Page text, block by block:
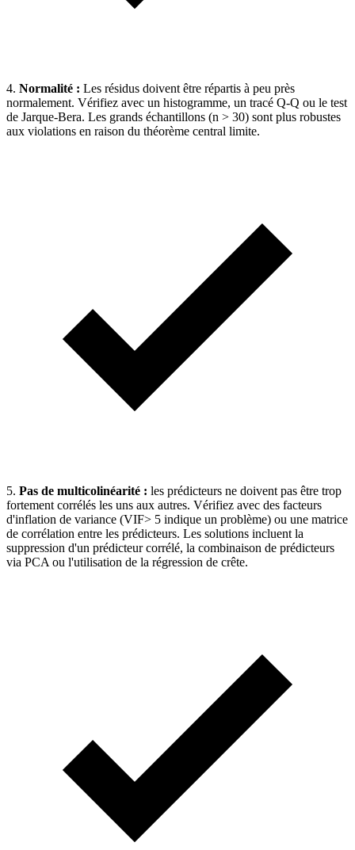
4. Normalité : Les résidus doivent être répartis à peu près
normalement. Vérifiez avec un histogramme, un tracé Q-Q ou le test
de Jarque-Bera. Les grands échantillons (n ​​> 30) sont plus robustes
aux violations en raison du théorème central limite.
5. Pas de multicolinéarité : les prédicteurs ne doivent pas être trop
fortement corrélés les uns aux autres. Vérifiez avec des facteurs
d'inflation de variance (VIF> 5 indique un problème) ou une matrice
de corrélation entre les prédicteurs. Les solutions incluent la
suppression d'un prédicteur corrélé, la combinaison de prédicteurs
via PCA ou l'utilisation de la régression de crête.